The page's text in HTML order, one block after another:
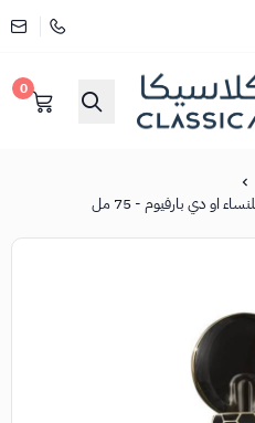
0
او دي بارفيوم - 75 مل